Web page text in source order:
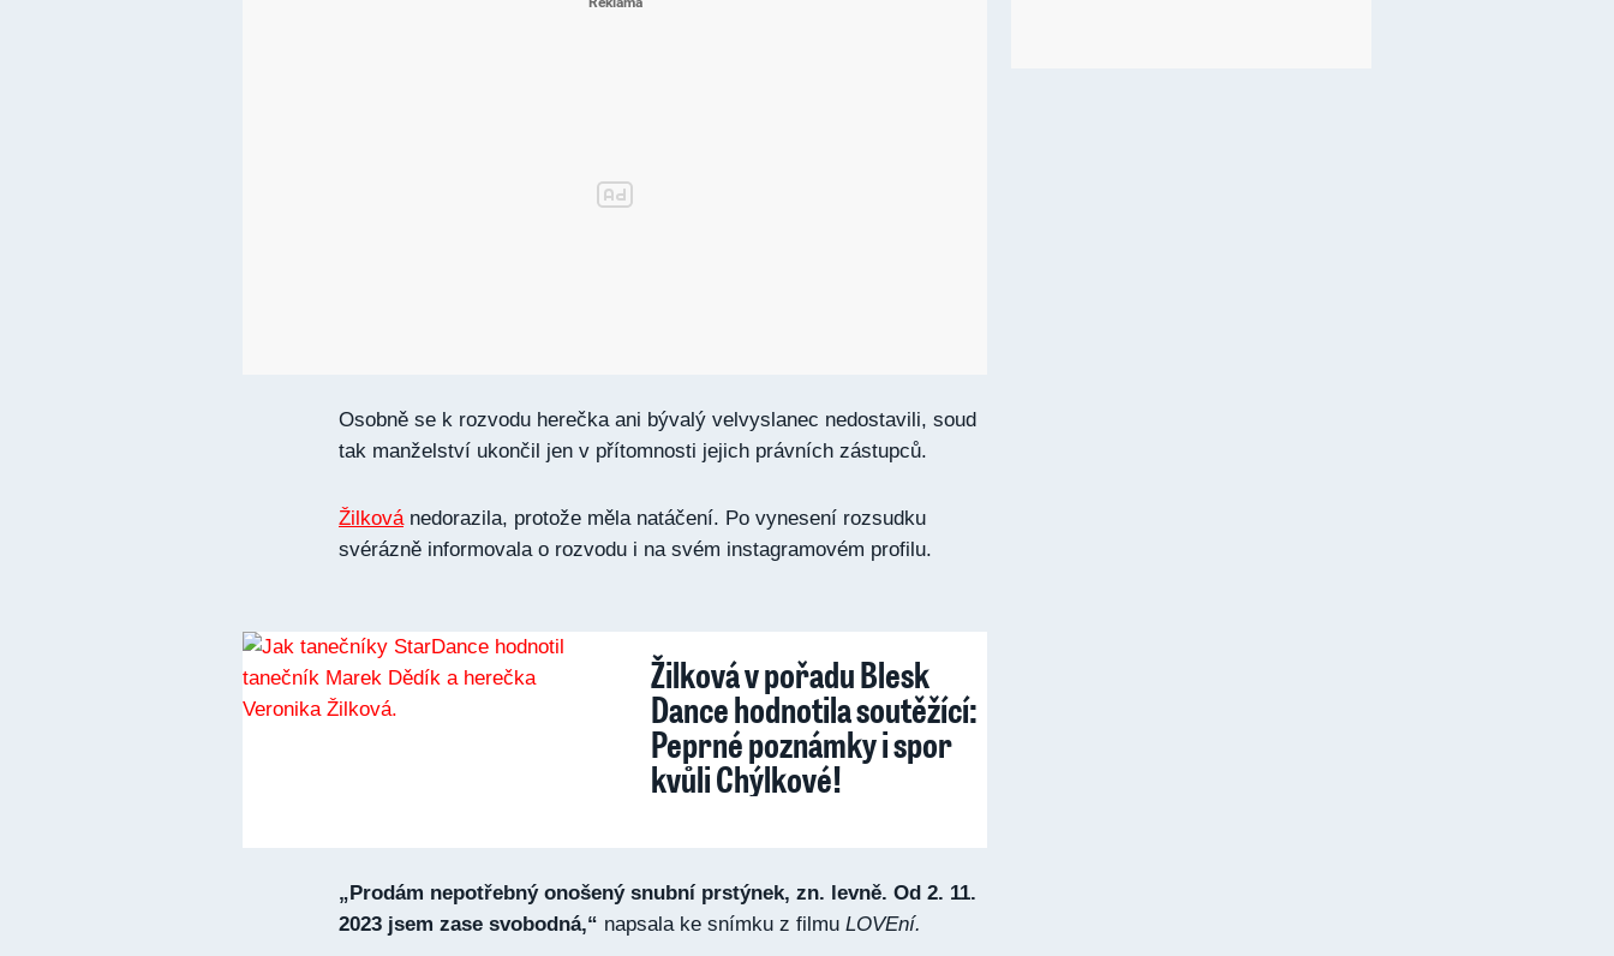
Osobně se k rozvodu herečka ani bývalý velvyslanec nedostavili, soud
tak manželství ukončil jen v přítomnosti jejich právních zástupců.
Žilkovánedorazila, protože měla natáčení. Po vynesení rozsudku
svérázně informovala o rozvodu i na svém instagramovém profilu.
Žilková v pořadu Blesk
Dance hodnotila soutěžící:
Peprné poznámky i spor
kvůli Chýlkové!
„Prodám nepotřebný onošený snubní prstýnek, zn. levně. Od 2. 11.
2023 jsem zase svobodná,“ napsala ke snímku z filmu LOVEní.